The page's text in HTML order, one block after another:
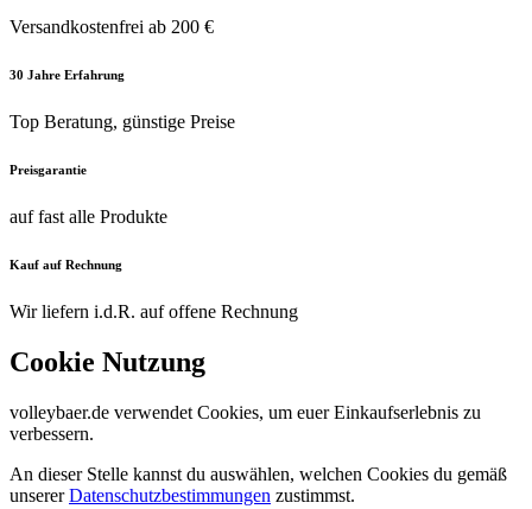
Versandkostenfrei ab 200 €
30 Jahre Erfahrung
Top Beratung, günstige Preise
Preisgarantie
auf fast alle Produkte
Kauf auf Rechnung
Wir liefern i.d.R. auf offene Rechnung
Cookie Nutzung
volleybaer.de verwendet Cookies, um euer Einkaufserlebnis zu
verbessern.
An dieser Stelle kannst du auswählen, welchen Cookies du gemäß
unsererDatenschutzbestimmungen zustimmst.